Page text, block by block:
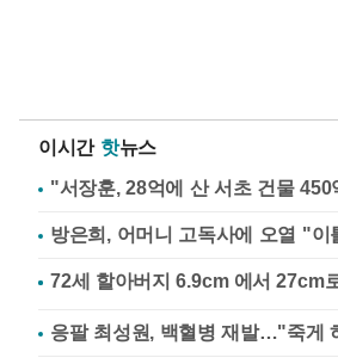
이시간 핫뉴스
"서장훈, 28억에 산 서초 건물
방은희, 어머니 고독사에 오열 "이
응팔 최성원, 백혈병 재발…"죽게